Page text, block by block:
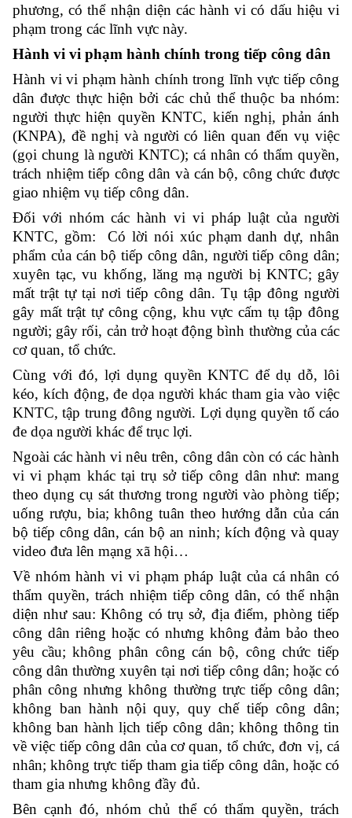
phương, có thể nhận diện các hành vi có dấu hiệu vi
phạm trong các lĩnh vực này.
Hành vi vi phạm hành chính trong tiếp công dân
Hành vi vi phạm hành chính trong lĩnh vực tiếp công
dân được thực hiện bởi các chủ thể thuộc ba nhóm:
người thực hiện quyền KNTC, kiến nghị, phản ánh
(KNPA), đề nghị và người có liên quan đến vụ việc
(gọi chung là người KNTC); cá nhân có thẩm quyền,
trách nhiệm tiếp công dân và cán bộ, công chức được
giao nhiệm vụ tiếp công dân.
Đối với nhóm các hành vi vi pháp luật của người
KNTC, gồm: Có lời nói xúc phạm danh dự, nhân
phẩm của cán bộ tiếp công dân, người tiếp công dân;
xuyên tạc, vu khống, lăng mạ người bị KNTC; gây
mất trật tự tại nơi tiếp công dân. Tụ tập đông người
gây mất trật tự công cộng, khu vực cấm tụ tập đông
người; gây rối, cản trở hoạt động bình thường của các
cơ quan, tổ chức.
Cùng với đó, lợi dụng quyền KNTC để dụ dỗ, lôi
kéo, kích động, đe dọa người khác tham gia vào việc
KNTC, tập trung đông người. Lợi dụng quyền tố cáo
đe dọa người khác để trục lợi.
Ngoài các hành vi nêu trên, công dân còn có các hành
vi vi phạm khác tại trụ sở tiếp công dân như: mang
theo dụng cụ sát thương trong người vào phòng tiếp;
uống rượu, bia; không tuân theo hướng dẫn của cán
bộ tiếp công dân, cán bộ an ninh; kích động và quay
video đưa lên mạng xã hội…
Về nhóm hành vi vi phạm pháp luật của cá nhân có
thẩm quyền, trách nhiệm tiếp công dân, có thể nhận
diện như sau: Không có trụ sở, địa điểm, phòng tiếp
công dân riêng hoặc có nhưng không đảm bảo theo
yêu cầu; không phân công cán bộ, công chức tiếp
công dân thường xuyên tại nơi tiếp công dân; hoặc có
phân công nhưng không thường trực tiếp công dân;
không ban hành nội quy, quy chế tiếp công dân;
không ban hành lịch tiếp công dân; không thông tin
về việc tiếp công dân của cơ quan, tổ chức, đơn vị, cá
nhân; không trực tiếp tham gia tiếp công dân, hoặc có
tham gia nhưng không đầy đủ.
Bên cạnh đó, nhóm chủ thể có thẩm quyền, trách